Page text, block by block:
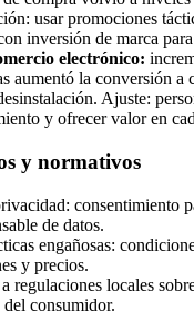
usar promociones
inversión de marca
electrónico:
aumentó la conversión a
Ajuste:
y ofrecer valor en
y normativos
consentimiento
de datos.
engañosas:
y precios.
regulaciones locales
consumidor.